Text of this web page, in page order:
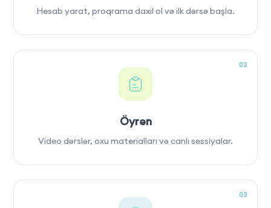
Hesab yarat, proqrama daxil ol və ilk dərsə başla.
02
Öyrən
Video dərslər, oxu materialları və canlı sessiyalar.
03